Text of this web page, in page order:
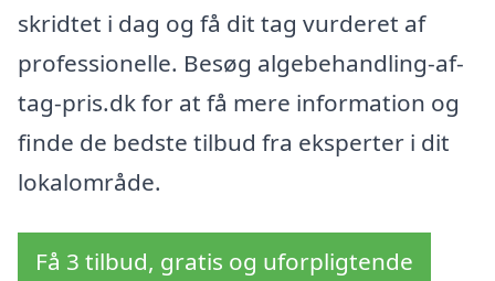
skridtet i dag og få dit tag vurderet af
professionelle. Besøg algebehandling-af-
tag-pris.dk for at få mere information og
finde de bedste tilbud fra eksperter i dit
lokalområde.
Få 3 tilbud, gratis og uforpligtende